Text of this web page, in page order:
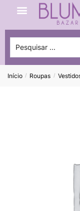
Início / Roupas /